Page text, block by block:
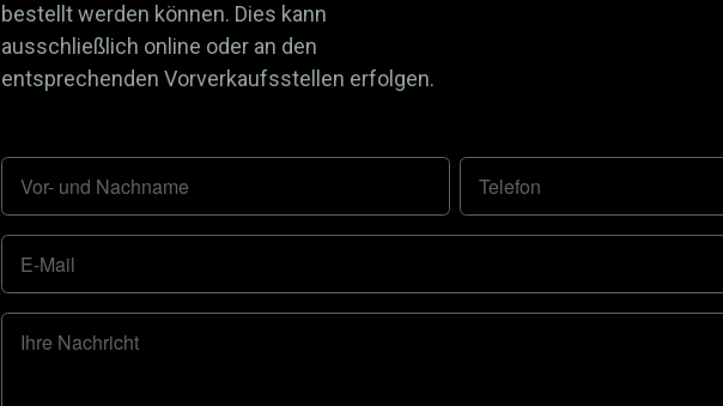
bestellt werden können. Dies kann
ausschließlich online oder an den
entsprechenden Vorverkaufsstellen erfolgen.
Vor- und Nachname Telefon
E-Mail
Ihre Nachricht